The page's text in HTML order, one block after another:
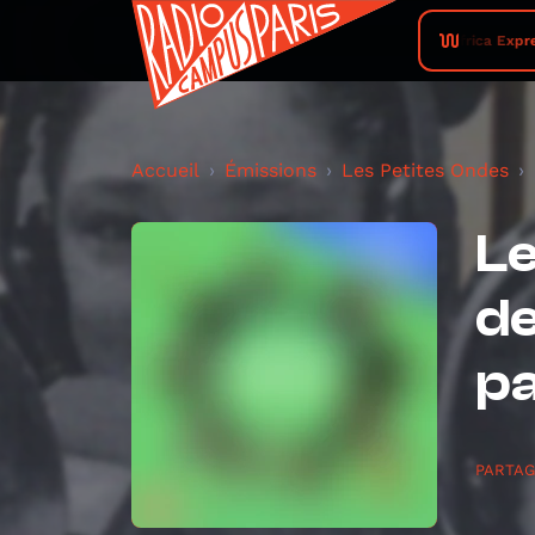
Africa
Accueil Émissions Les Petites Ondes